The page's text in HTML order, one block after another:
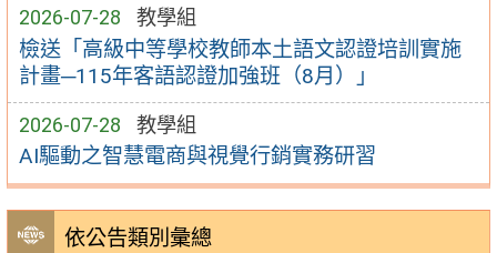
2026-07-28 教學組
檢送「高級中等學校教師本土語文認證培訓實施
計畫─115年客語認證加強班（8月）」
2026-07-28 教學組
AI驅動之智慧電商與視覺行銷實務研習
依公告類別彙總